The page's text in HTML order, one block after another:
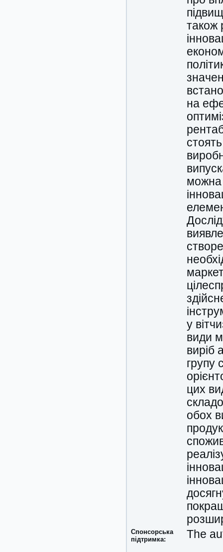
також
на
можна
у
види
виріб
групу
цих
обох
Спонсорська
підтримка:
The